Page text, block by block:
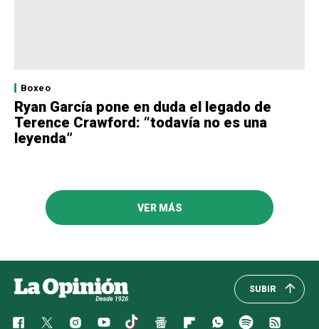
Boxeo
Ryan García pone en duda el legado de
Terence Crawford: “todavía no es una
leyenda”
VER MÁS
SUBIR